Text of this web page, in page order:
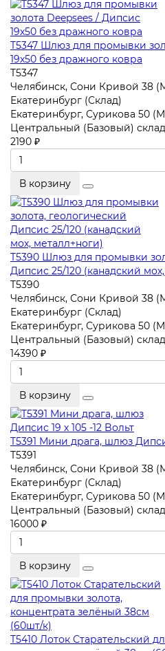
T5347 Шлюз для промывки
19х50 без дражного ковра
T5347
Челябинск, Сони Кривой 38
Екатеринбург (Склад)
Екатеринбург, Сурикова 50
Центральный (Базовый) склад
2190 ₽
В корзину
T5390 Шлюз для промывки
Дипсис 25/120 (канадский
T5390
Челябинск, Сони Кривой 38
Екатеринбург (Склад)
Екатеринбург, Сурикова 50
Центральный (Базовый) склад
14390 ₽
В корзину
T5391 Мини драга, шлюз
T5391
Челябинск, Сони Кривой 38
Екатеринбург (Склад)
Екатеринбург, Сурикова 50
Центральный (Базовый) склад
16000 ₽
В корзину
T5410 Лоток Старательский